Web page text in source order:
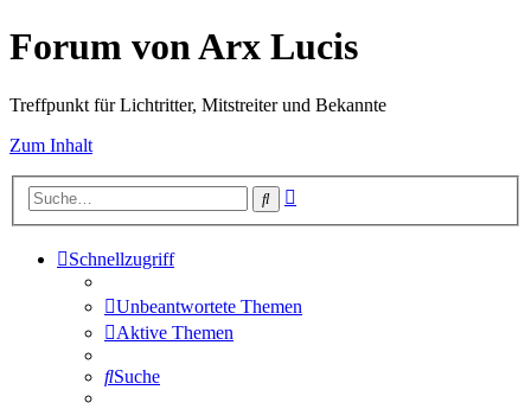
Forum von Arx Lucis
Treffpunkt für Lichtritter, Mitstreiter und Bekannte
Zum Inhalt
Suche
Schnellzugriff
Unbeantwortete Themen
Aktive Themen
Suche